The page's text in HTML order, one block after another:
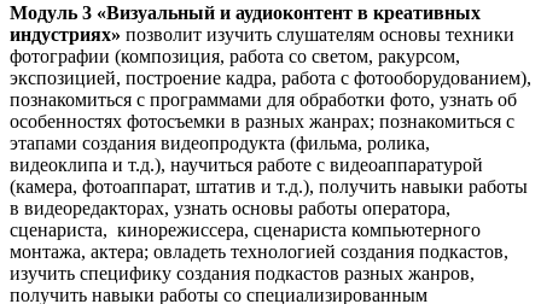
Модуль 3 «Визуальный и аудиоконтент в креативных
индустриях» позволит изучить слушателям основы техники
фотографии (композиция, работа со светом, ракурсом,
экспозицией, построение кадра, работа с фотооборудованием),
познакомиться с программами для обработки фото, узнать об
особенностях фотосъемки в разных жанрах; познакомиться с
этапами создания видеопродукта (фильма, ролика,
видеоклипа и т.д.), научиться работе с видеоаппаратурой
(камера, фотоаппарат, штатив и т.д.), получить навыки работы
в видеоредакторах, узнать основы работы оператора,
сценариста, кинорежиссера, сценариста компьютерного
монтажа, актера; овладеть технологией создания подкастов,
изучить специфику создания подкастов разных жанров,
получить навыки работы со специализированным